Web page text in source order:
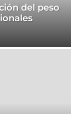
del peso